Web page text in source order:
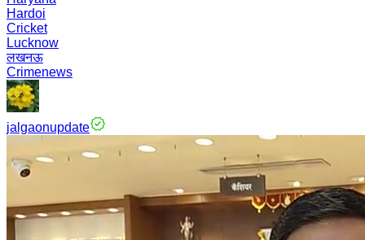
Hardoi
Cricket
Lucknow
लखनऊ
Crimenews
jalgaonupdate